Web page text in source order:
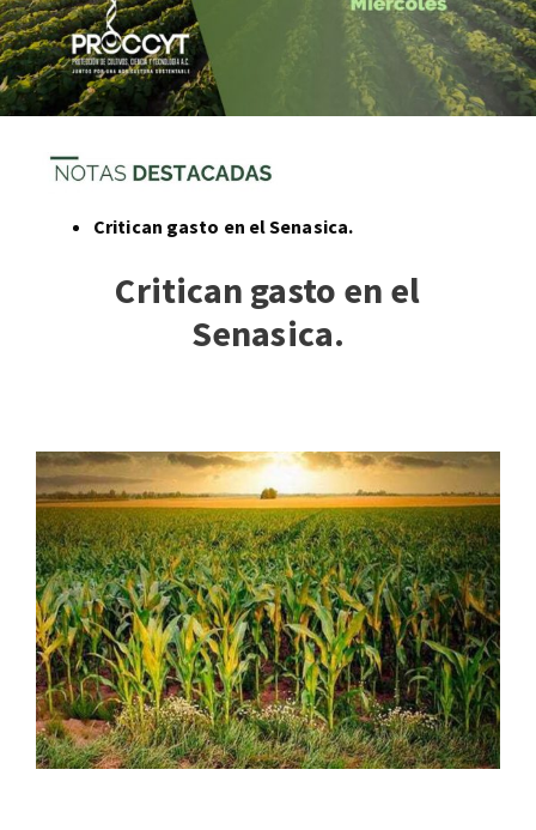
Critican gasto en el Senasica.
Critican gasto en el
Senasica.